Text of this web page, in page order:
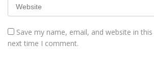
Save my name, email, and website in
next time I comment.